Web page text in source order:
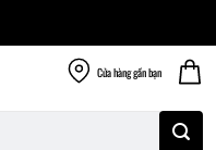
Cửa hànggần bạn